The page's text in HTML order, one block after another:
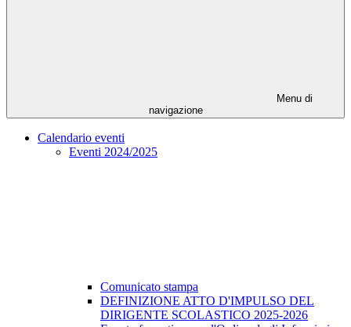
Menu di
navigazione
Calendario eventi
Eventi 2024/2025
Comunicato stampa
DEFINIZIONE ATTO D'IMPULSO DEL
DIRIGENTE SCOLASTICO 2025-2026